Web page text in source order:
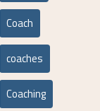
Coach
coaches
Coaching